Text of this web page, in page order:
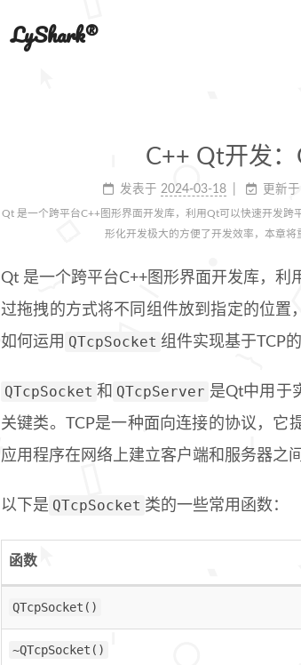
LyShark®
C++ Qt开发
发表于 2024-03-18 更新于
Qt 是一个跨平台C++图形界面开发库，利用Qt可以快速开发跨
形化开发极大的方便了开发效率，本章将
Qt 是一个跨平台C++图形界面开发库，
过拖拽的方式将不同组件放到指定的位
如何运用 QTcpSocket 组件实现基于TCP
QTcpSocket 和 QTcpServer 是Qt中用于
关键类。TCP是一种面向连接的协议，
应用程序在网络上建立客户端和服务器之
以下是 QTcpSocket 类的一些常用函数：
函数
QTcpSocket()
~QTcpSocket()